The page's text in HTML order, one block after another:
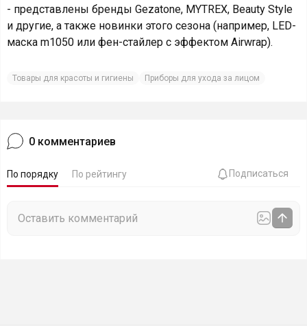
- представлены бренды Gezatone, MYTREX, Beauty Style
и другие, а также новинки этого сезона (например, LED-
маска m1050 или фен-стайлер с эффектом Airwrap).
Товары для красоты и гигиены Приборы для ухода за лицом
0 комментариев
По порядку По рейтингу Подписаться